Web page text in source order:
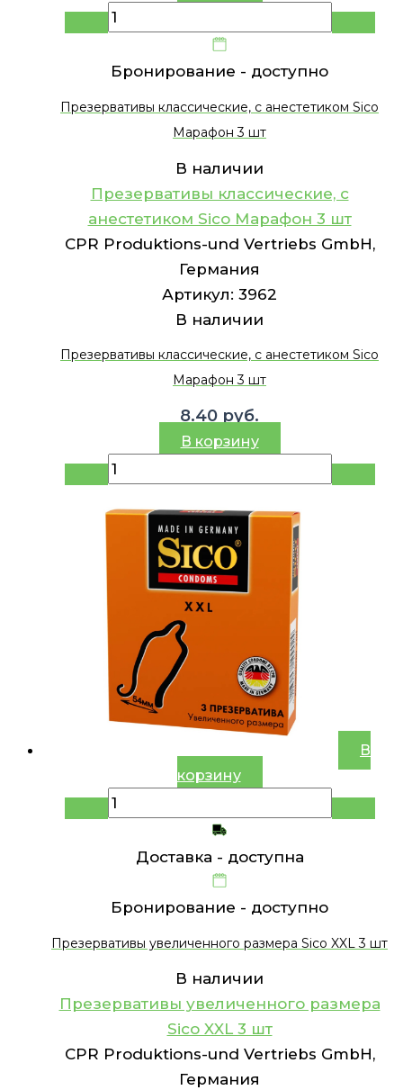
Бронирование - доступно
Презервативы классические, с анестетиком Sico
Марафон 3 шт
В наличии
Презервативы классические, с
анестетиком Sico Марафон 3 шт
CPR Produktions-und Vertriebs GmbH,
Германия
Артикул: 3962
В наличии
Презервативы классические, с анестетиком Sico
Марафон 3 шт
8.40 руб.
В корзину
В
корзину
Доставка - доступна
Бронирование - доступно
Презервативы увеличенного размера Sico XXL 3 шт
В наличии
Презервативы увеличенного размера
Sico XXL 3 шт
CPR Produktions-und Vertriebs GmbH,
Германия